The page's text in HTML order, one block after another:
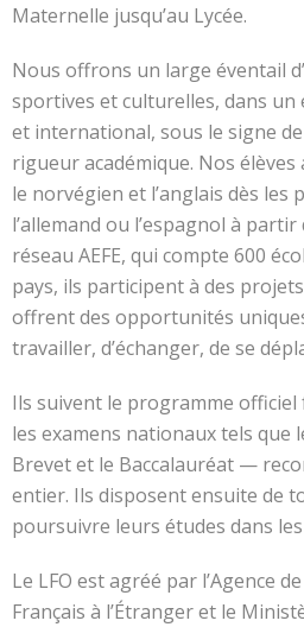
Maternelle jusqu’au Lycée.
Nous offrons un large éventail
sportives et culturelles, dans
et international, sous le signe de
rigueur académique. Nos
le norvégien et l’anglais dès les
l’allemand ou l’espagnol à
réseau AEFE, qui compte 600
pays, ils participent à des
offrent des opportunités
travailler, d’échanger, de se
Ils suivent le programme
les examens nationaux tels que
Brevet et le Baccalauréat —
entier. Ils disposent ensuite de
poursuivre leurs études dans
Le LFO est agréé par l’Agence
Français à l’Étranger et le